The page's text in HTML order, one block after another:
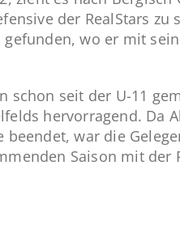
der RealStars zu
wo er mit
schon seit der U-11
hervorragend. Da
war die
Saison mit der